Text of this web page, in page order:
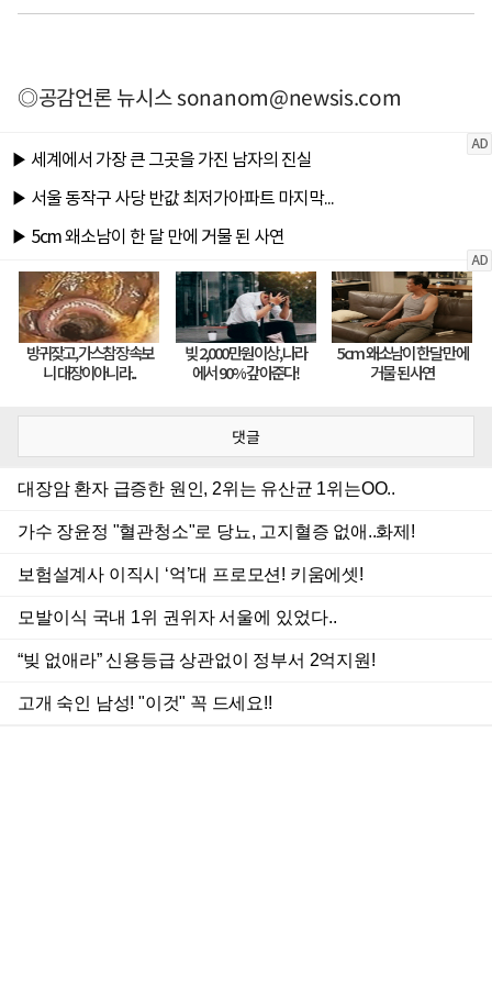
◎공감언론 뉴시스sonanom@newsis.com
댓글